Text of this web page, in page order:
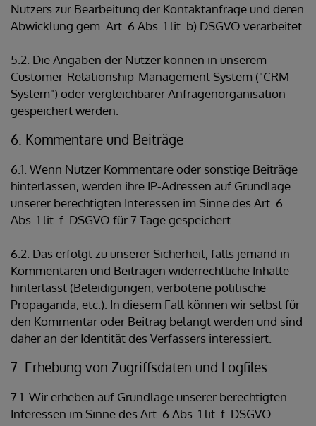
Nutzers zur Bearbeitung der Kontaktanfrage und deren
Abwicklung gem. Art. 6 Abs. 1 lit. b) DSGVO verarbeitet.
5.2. Die Angaben der Nutzer können in unserem
Customer-Relationship-Management System ("CRM
System") oder vergleichbarer Anfragenorganisation
gespeichert werden.
6. Kommentare und Beiträge
6.1. Wenn Nutzer Kommentare oder sonstige Beiträge
hinterlassen, werden ihre IP-Adressen auf Grundlage
unserer berechtigten Interessen im Sinne des Art. 6
Abs. 1 lit. f. DSGVO für 7 Tage gespeichert.
6.2. Das erfolgt zu unserer Sicherheit, falls jemand in
Kommentaren und Beiträgen widerrechtliche Inhalte
hinterlässt (Beleidigungen, verbotene politische
Propaganda, etc.). In diesem Fall können wir selbst für
den Kommentar oder Beitrag belangt werden und sind
daher an der Identität des Verfassers interessiert.
7. Erhebung von Zugriffsdaten und Logfiles
7.1. Wir erheben auf Grundlage unserer berechtigten
Interessen im Sinne des Art. 6 Abs. 1 lit. f. DSGVO